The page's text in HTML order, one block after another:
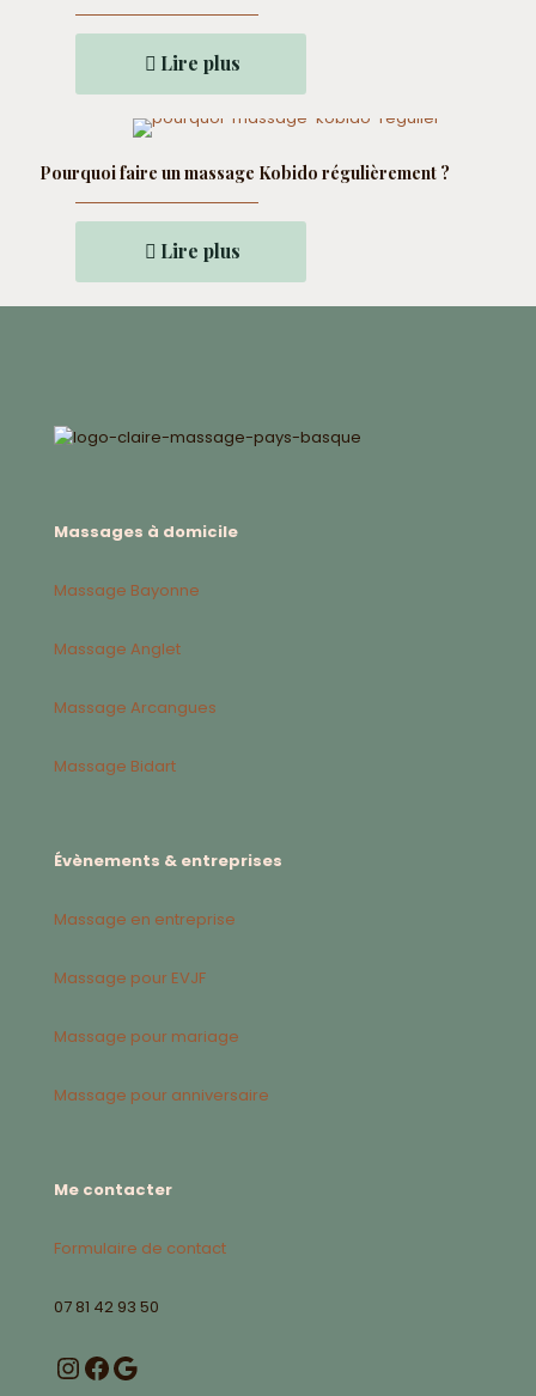
Lire plus
Pourquoi faire un massage Kobido régulièrement ?
Lire plus
Massages à domicile
Massage Bayonne
Massage Anglet
Massage Arcangues
Massage Bidart
Évènements & entreprises
Massage en entreprise
Massage pour EVJF
Massage pour mariage
Massage pour anniversaire
Me contacter
Formulaire de contact
07 81 42 93 50